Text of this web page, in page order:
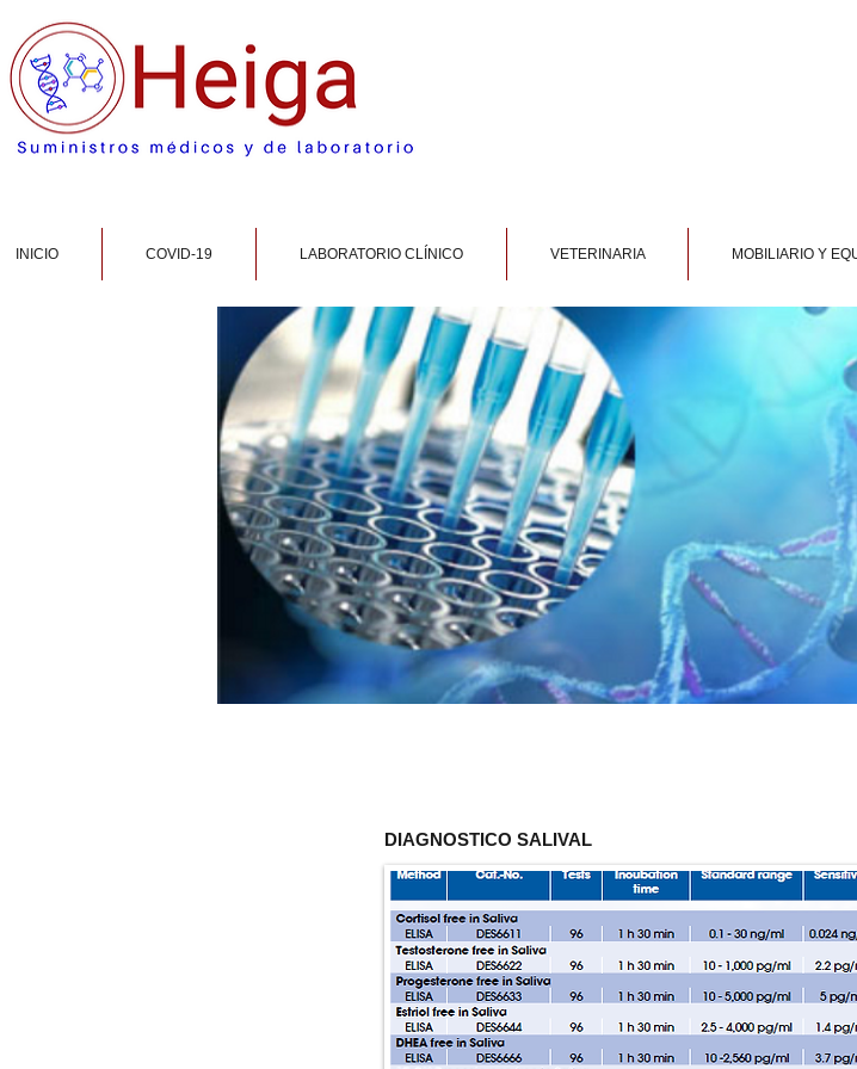
INICIO COVID-19 LABORATORIO CLÍNICO VETERINARIA MOBILIARIO Y
DIAGNOSTICO SALIVAL